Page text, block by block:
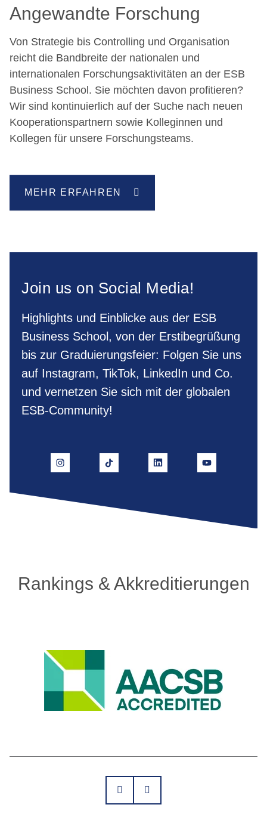
Angewandte Forschung
Von Strategie bis Controlling und Organisation
reicht die Bandbreite der nationalen und
internationalen Forschungsaktivitäten an der ESB
Business School. Sie möchten davon profitieren?
Wir sind kontinuierlich auf der Suche nach neuen
Kooperationspartnern sowie Kolleginnen und
Kollegen für unsere Forschungsteams.
MEHR ERFAHREN
Join us on Social Media!
Highlights und Einblicke aus der ESB
Business School, von der Erstibegrüßung
bis zur Graduierungsfeier: Folgen Sie uns
auf Instagram, TikTok, LinkedIn und Co.
und vernetzen Sie sich mit der globalen
ESB-Community!
Rankings & Akkreditierungen